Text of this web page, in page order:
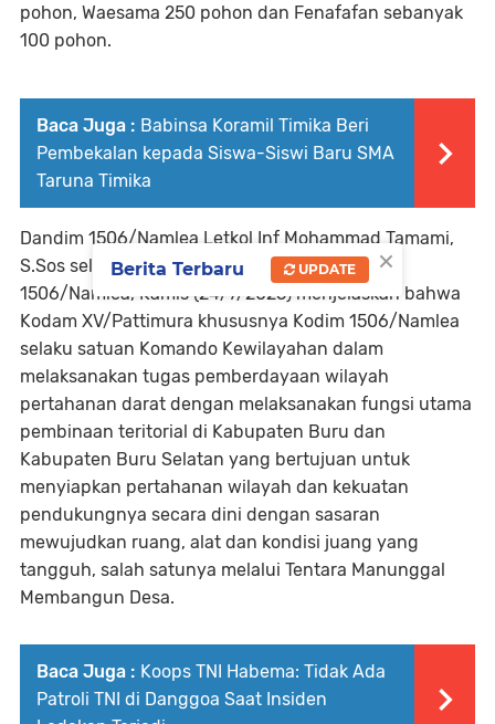
pohon, Waesama 250 pohon dan Fenafafan sebanyak
100 pohon.
Baca Juga : Babinsa Koramil Timika Beri
Pembekalan kepada Siswa-Siswi Baru SMA
Taruna Timika
Dandim 1506/Namlea Letkol Inf Mohammad Tamami,
S.Sos selaku Dansatgas TMMD 125 Kodim
1506/Namlea, Kamis (24/7/2025) menjelaskan bahwa
Kodam XV/Pattimura khususnya Kodim 1506/Namlea
selaku satuan Komando Kewilayahan dalam
melaksanakan tugas pemberdayaan wilayah
pertahanan darat dengan melaksanakan fungsi utama
pembinaan teritorial di Kabupaten Buru dan
Kabupaten Buru Selatan yang bertujuan untuk
menyiapkan pertahanan wilayah dan kekuatan
pendukungnya secara dini dengan sasaran
mewujudkan ruang, alat dan kondisi juang yang
tangguh, salah satunya melalui Tentara Manunggal
Membangun Desa.
Baca Juga : Koops TNI Habema: Tidak Ada
Patroli TNI di Danggoa Saat Insiden
×
Berita Terbaru UPDATE